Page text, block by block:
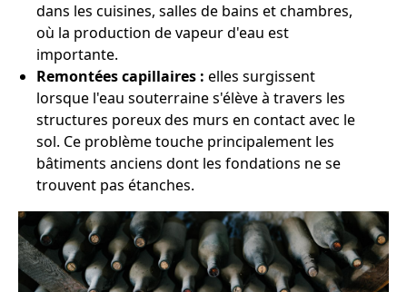
dans les cuisines, salles de bains et chambres,
où la production de vapeur d'eau est
importante.
Remontées capillaires : elles surgissent
lorsque l'eau souterraine s'élève à travers les
structures poreux des murs en contact avec le
sol. Ce problème touche principalement les
bâtiments anciens dont les fondations ne se
trouvent pas étanches.